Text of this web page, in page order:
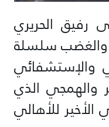
رفيق الحريري
والغضب سلسلة
والإستشفائي
والهمجي الذي
للأهالي